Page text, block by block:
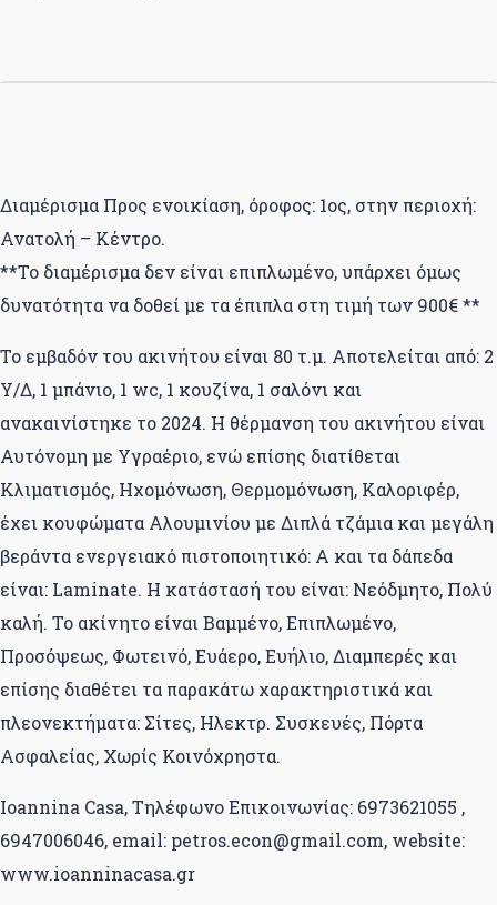
Διαμέρισμα Προς ενοικίαση, όροφος: 1ος, στην περιοχή:
Ανατολή – Κέντρο.
**Το διαμέρισμα δεν είναι επιπλωμένο, υπάρχει όμως
δυνατότητα να δοθεί με τα έπιπλα στη τιμή των 900€ **
Το εμβαδόν του ακινήτου είναι 80 τ.μ. Αποτελείται από: 2
Υ/Δ, 1 μπάνιο, 1 wc, 1 κουζίνα, 1 σαλόνι και
ανακαινίστηκε το 2024. Η θέρμανση του ακινήτου είναι
Αυτόνομη με Υγραέριο, ενώ επίσης διατίθεται
Κλιματισμός, Ηχομόνωση, Θερμομόνωση, Καλοριφέρ,
έχει κουφώματα Αλουμινίου με Διπλά τζάμια και μεγάλη
βεράντα ενεργειακό πιστοποιητικό: Α και τα δάπεδα
είναι: Laminate. Η κατάστασή του είναι: Νεόδμητο, Πολύ
καλή. Το ακίνητο είναι Βαμμένο, Επιπλωμένο,
Προσόψεως, Φωτεινό, Ευάερο, Ευήλιο, Διαμπερές και
επίσης διαθέτει τα παρακάτω χαρακτηριστικά και
πλεονεκτήματα: Σίτες, Ηλεκτρ. Συσκευές, Πόρτα
Ασφαλείας, Χωρίς Κοινόχρηστα.
Ioannina Casa, Τηλέφωνο Επικοινωνίας: 6973621055 ,
6947006046, email: petros.econ@gmail.com, website:
www.ioanninacasa.gr